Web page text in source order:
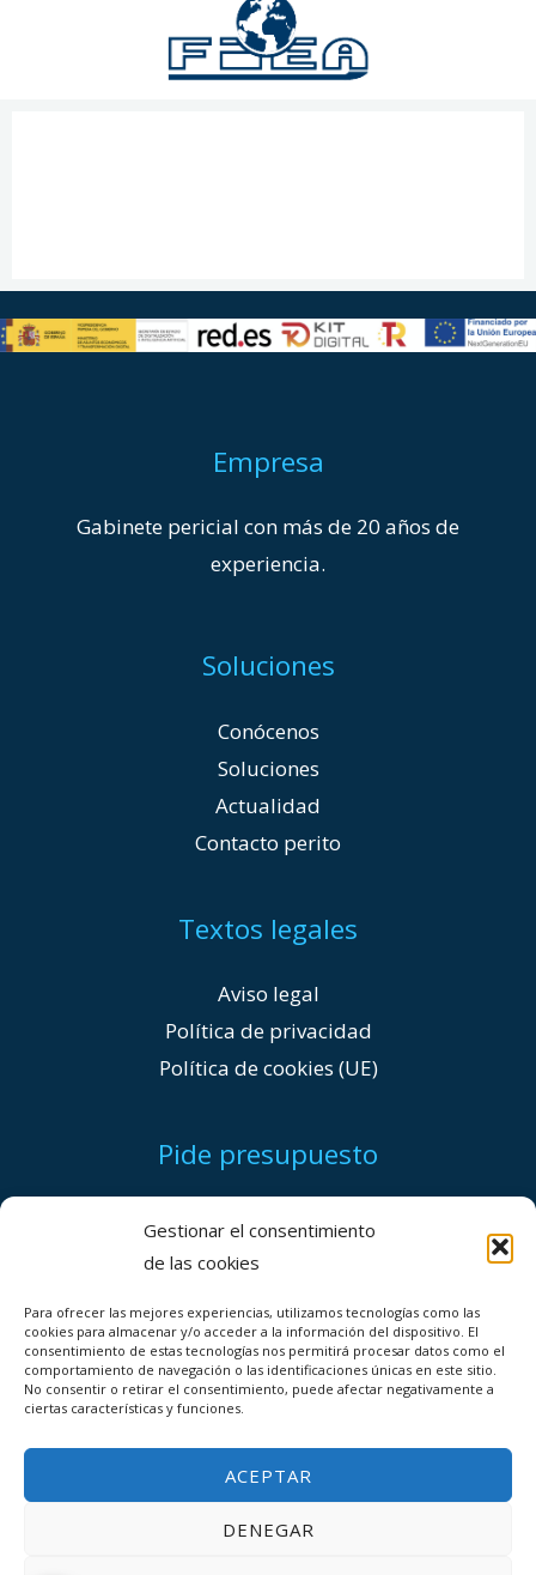
Gestionar el consentimiento
de las cookies
Para ofrecer las mejores experiencias, utilizamos tecnologías como las
cookies para almacenar y/o acceder a la información del dispositivo. El
consentimiento de estas tecnologías nos permitirá procesar datos como el
comportamiento de navegación o las identificaciones únicas en este sitio.
No consentir o retirar el consentimiento, puede afectar negativamente a
ciertas características y funciones.
ACEPTAR
DENEGAR
Empresa
Gabinete pericial con más de 20 años de
experiencia.
Soluciones
Conócenos
Soluciones
Actualidad
Contacto perito
Textos legales
Aviso legal
Política de privacidad
Política de cookies (UE)
Pide presupuesto
+(34) 96 004 62 83
evaloriza@evaloriza.es